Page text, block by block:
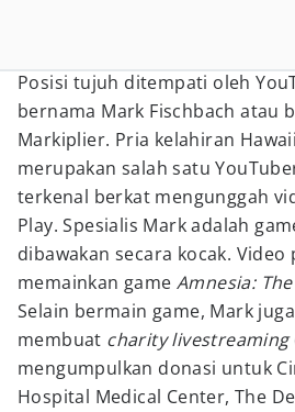
Posisi tujuh ditempati oleh
bernama Mark Fischbach atau
Markiplier. Pria kelahiran
merupakan salah satu
terkenal berkat mengunggah
Play. Spesialis Mark adalah
dibawakan secara kocak.
memainkan game Amnesia:
Selain bermain game, Mark
membuat charity livestreaming
mengumpulkan donasi untuk
Hospital Medical Center, The